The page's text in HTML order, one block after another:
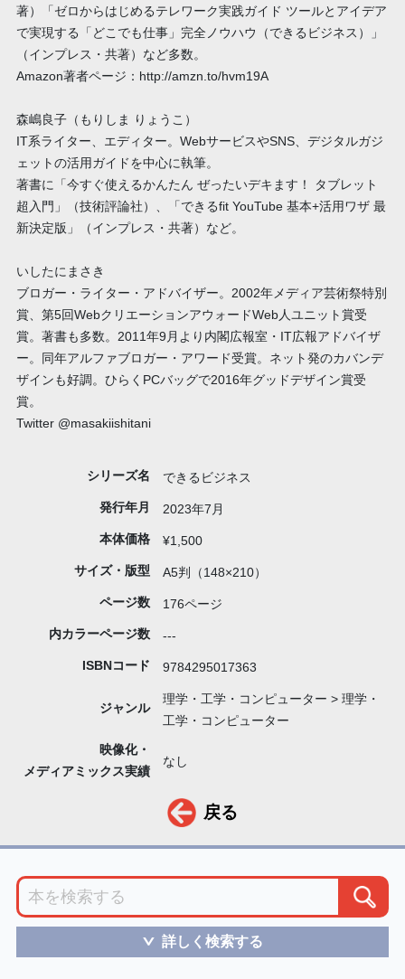
著）「ゼロからはじめるテレワーク実践ガイド ツールとアイデア
で実現する「どこでも仕事」完全ノウハウ（できるビジネス）」
（インプレス・共著）など多数。
Amazon著者ページ：http://amzn.to/hvm19A
森嶋良子（もりしま りょうこ）
IT系ライター、エディター。WebサービスやSNS、デジタルガジ
ェットの活用ガイドを中心に執筆。
著書に「今すぐ使えるかんたん ぜったいデキます！ タブレット
超入門」（技術評論社）、「できるfit YouTube 基本+活用ワザ 最
新決定版」（インプレス・共著）など。
いしたにまさき
ブロガー・ライター・アドバイザー。2002年メディア芸術祭特別
賞、第5回WebクリエーションアウォードWeb人ユニット賞受
賞。著書も多数。2011年9月より内閣広報室・IT広報アドバイザ
ー。同年アルファブロガー・アワード受賞。ネット発のカバンデ
ザインも好調。ひらくPCバッグで2016年グッドデザイン賞受
賞。
Twitter @masakiishitani
シリーズ名 できるビジネス
発行年月 2023年7月
本体価格 ¥1,500
サイズ・版型 A5判（148×210）
ページ数 176ページ
内カラーページ数 ---
ISBNコード 9784295017363
ジャンル
理学・工学・コンピューター > 理学・
工学・コンピューター
映像化・
メディアミックス実績
なし
戻る
＞ 詳しく検索する